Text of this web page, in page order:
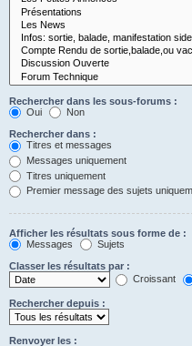
Rechercher dans les sous-forums :
Oui
Non
Rechercher dans :
Titres et messages
Messages uniquement
Titres uniquement
Premier message des sujets
Afficher les résultats sous forme de :
Messages
Sujets
Classer les résultats par :
Croissant
Rechercher depuis :
Renvoyer les :